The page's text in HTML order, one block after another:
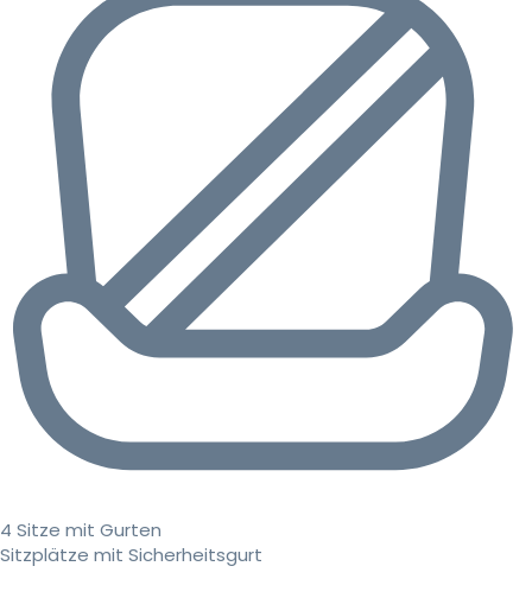
4 Sitze mit Gurten
Sitzplätze mit Sicherheitsgurt